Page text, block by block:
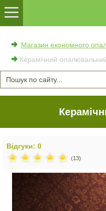
Магазин економного
Керамічний
Відгуки: 0
(13)